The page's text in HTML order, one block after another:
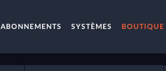
ABONNEMENTS SYSTÈMES BOUTIQUE